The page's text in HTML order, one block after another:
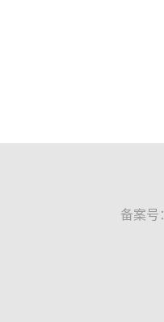
备案号：